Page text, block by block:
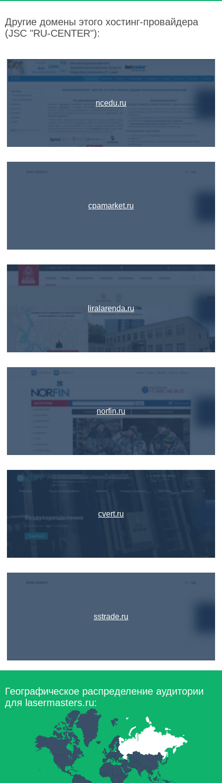
Другие домены этого хостинг-провайдера
(JSC "RU-CENTER"):
ncedu.ru
cpamarket.ru
liralarenda.ru
norfin.ru
cvert.ru
sstrade.ru
Географическое распределение аудитории
для lasermasters.ru: